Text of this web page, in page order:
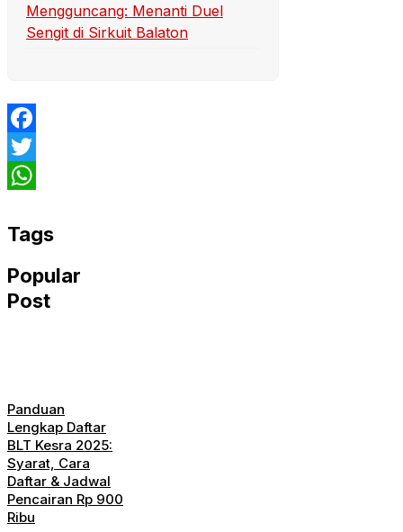
Mengguncang: Menanti Duel
Sengit di Sirkuit Balaton
Facebook
Twitter
Tags
Popular
Post
Panduan
Lengkap Daftar
BLT Kesra 2025:
Syarat, Cara
Daftar & Jadwal
Pencairan Rp 900
Ribu